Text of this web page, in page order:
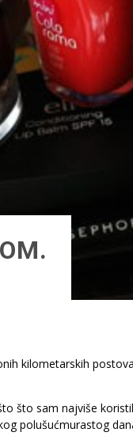
kilometarskih
što sam najviše
polušućmurastog